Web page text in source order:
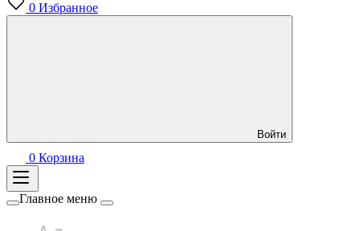
0 Избранное
Войти
0 Корзина
Главное меню